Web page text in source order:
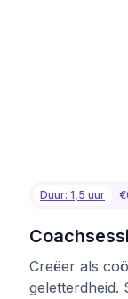
Duur: 1,5 uur
Creëer als
geletterdheid.